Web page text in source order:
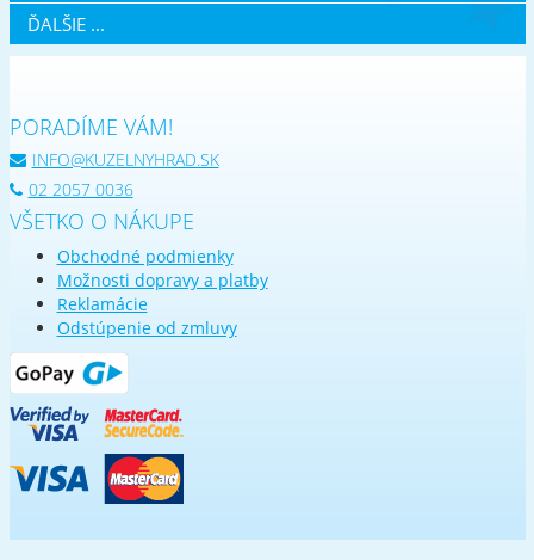
ĎALŠIE ...
PORADÍME VÁM!
INFO@KUZELNYHRAD.SK
02 2057 0036
VŠETKO O NÁKUPE
Obchodné podmienky
Možnosti dopravy a platby
Reklamácie
Odstúpenie od zmluvy